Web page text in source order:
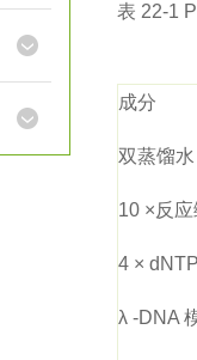
表 22-1
成分
双蒸馏水
10 ×反
4 ×
λ -DNA